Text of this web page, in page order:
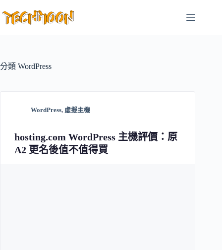
至
容
分類 WordPress
WordPress, 虛擬主機
hosting.com WordPress 主機評價：原
A2 更名後值不值得買